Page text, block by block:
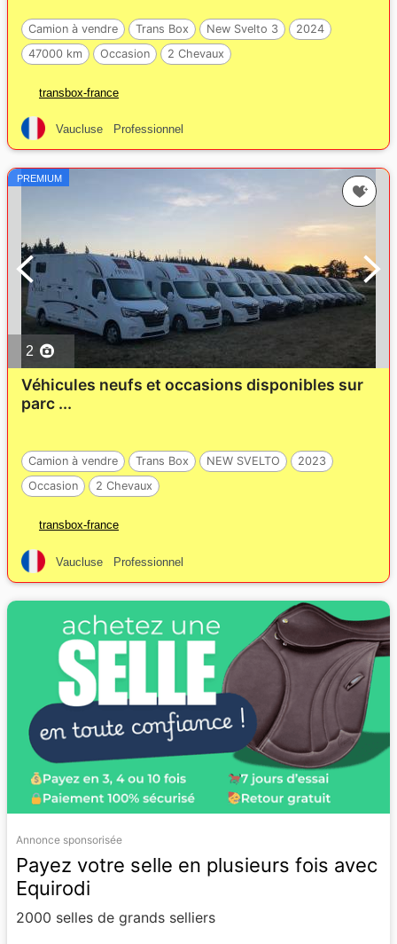
Camion à vendre Trans Box New Svelto 3
2024
47000 km
Occasion 2 Chevaux
transbox-france
Vaucluse Professionnel
PREMIUM
2
Véhicules neufs et occasions disponibles sur
parc ...
Camion à vendre Trans Box NEW SVELTO
2023
Occasion
2 Chevaux
transbox-france
Vaucluse Professionnel
Annonce sponsorisée
Payez votre selle en plusieurs fois avec
Equirodi
2000 selles de grands selliers